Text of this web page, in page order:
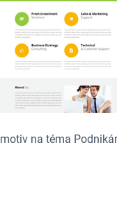
na téma